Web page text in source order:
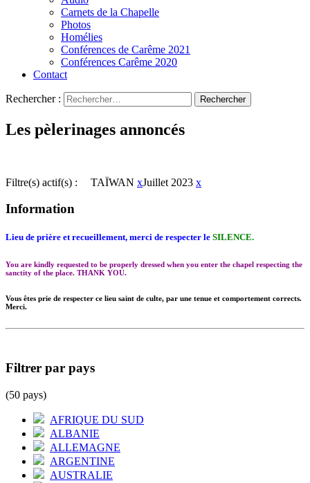
Carnets de la Chapelle
Photos
Homélies
Conférences de Carême 2021
Conférences Carême 2020
Contact
Rechercher :
Les pèlerinages annoncés
Filtre(s) actif(s) : TAÏWAN xJuillet 2023 x
Information
Lieu de prière et recueillement, merci de respecter le SILENCE.
You are kindly requested to be properly dressed when you enter the chapel respecting the
sanctity of the place. THANK YOU.
Vous êtes prie de respecter ce lieu saint de culte, par une tenue et comportement corrects.
Merci.
Filtrer par pays
(50 pays)
AFRIQUE DU SUD
ALBANIE
ALLEMAGNE
ARGENTINE
AUSTRALIE